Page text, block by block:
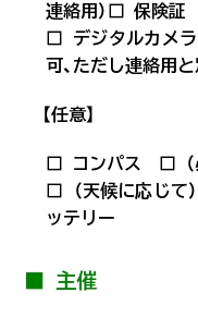
連絡用）□ 保険証
□ デジタルカメラ
可、ただし連絡用
【任意】
□ コンパス □ （必
□ （天候に応じて
ッテリー
■ 主催